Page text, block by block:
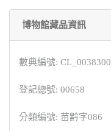
博物館藏品資訊
數典編號: CL_0038300
登記總號: 00658
分類編號: 苗黔字086